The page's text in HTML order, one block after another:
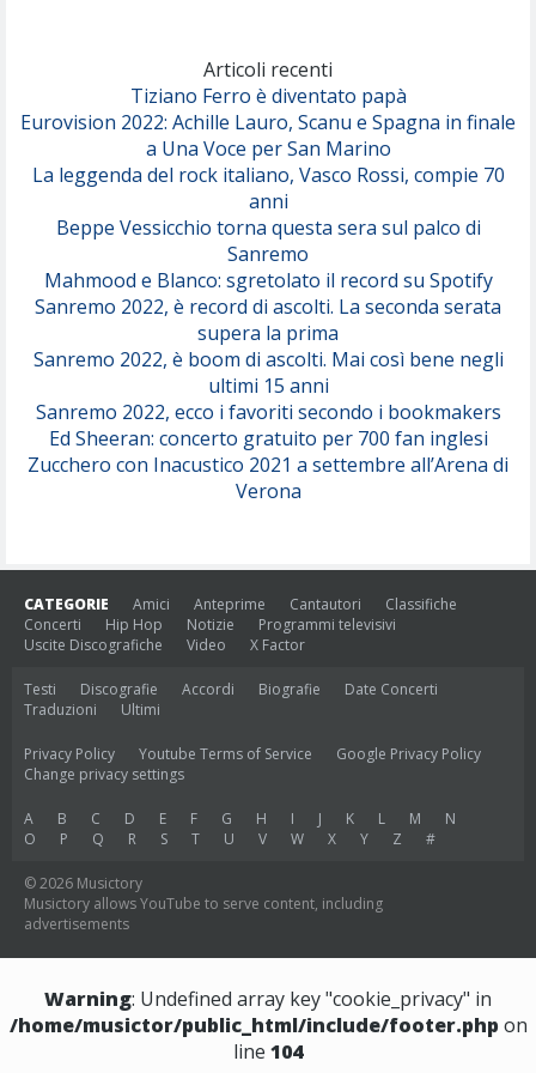
Serenamente
Articoli recenti
Tiziano Ferro è diventato papà
Eurovision 2022: Achille Lauro, Scanu e Spagna in finale
a Una Voce per San Marino
La leggenda del rock italiano, Vasco Rossi, compie 70
anni
Beppe Vessicchio torna questa sera sul palco di
Sanremo
Mahmood e Blanco: sgretolato il record su Spotify
Sanremo 2022, è record di ascolti. La seconda serata
supera la prima
Sanremo 2022, è boom di ascolti. Mai così bene negli
ultimi 15 anni
Sanremo 2022, ecco i favoriti secondo i bookmakers
Ed Sheeran: concerto gratuito per 700 fan inglesi
Zucchero con Inacustico 2021 a settembre all’Arena di
Verona
CATEGORIE Amici Anteprime Cantautori
Classifiche
Concerti
Hip Hop Notizie
Programmi televisivi
Uscite Discografiche
Video X Factor
Testi Discografie Accordi Biografie
Date Concerti
Traduzioni
Ultimi
Privacy Policy Youtube Terms of Service
Google Privacy Policy
Change privacy settings
A B C D E F G H I J K L M
N
O
P Q R S T U V W X Y Z #
© 2026 Musictory
Musictory allows YouTube to serve content, including
advertisements
Warning: Undefined array key "cookie_privacy" in
/home/musictor/public_html/include/footer.php on
line 104